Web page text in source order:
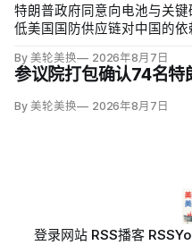
特朗普政府同意向电池与关
低美国国防供应链对中国的
开采钪的日出能源金属公司（
美元贷款，美…
By 美轮美换 2026年8月7日
参议院打包确认74名特
By 美轮美换 2026年8月7日
登录网站 RSS播客 RSS